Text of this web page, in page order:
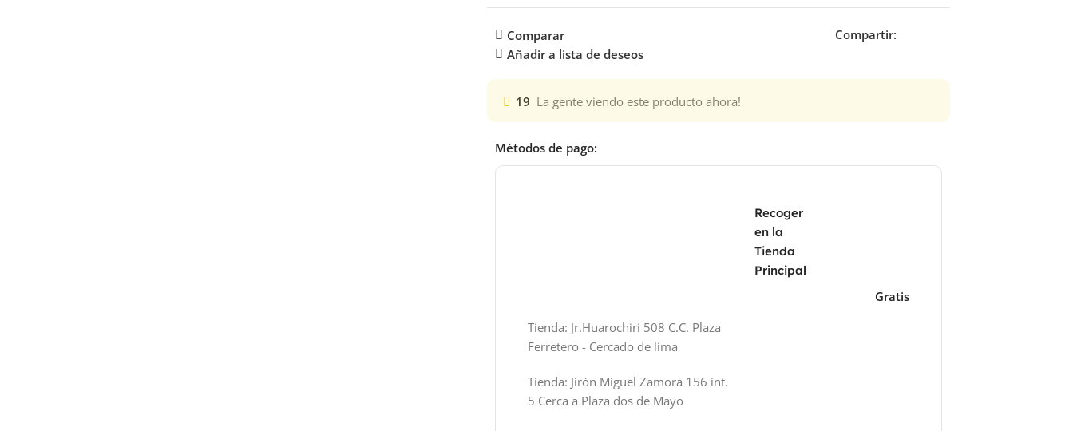
Comparar
Añadir a lista de deseos
Compartir:
19 La gente viendo este producto ahora!
Métodos de pago:
Recoger
en la
Tienda
Principal
Tienda: Jr.Huarochiri 508 C.C. Plaza
Ferretero - Cercado de lima
Tienda: Jirón Miguel Zamora 156 int.
5 Cerca a Plaza dos de Mayo
Gratis